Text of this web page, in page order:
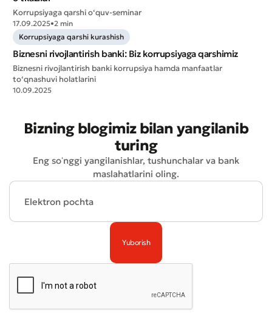
Korrupsiyaga qarshi o‘quv-seminar
17.09.2025•2 min
Korrupsiyaga qarshi kurashish
Biznesni rivojlantirish banki: Biz korrupsiyaga qarshimiz
Biznesni rivojlantirish banki korrupsiya hamda manfaatlar
to‘qnashuvi holatlarini
10.09.2025
Bizning blogimiz bilan yangilanib
turing
Eng soʻnggi yangilanishlar, tushunchalar va bank
maslahatlarini oling.